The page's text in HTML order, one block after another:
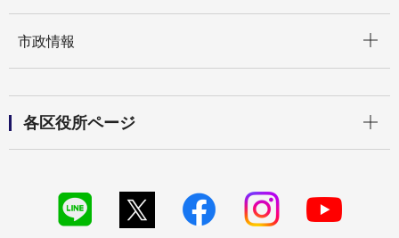
市政情報
各区役所ページ